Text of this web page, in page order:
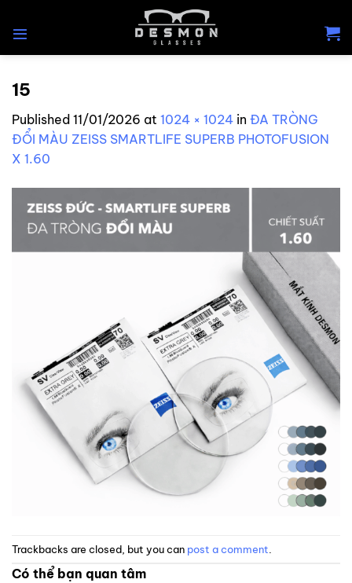
15
Published 11/01/2026 at 1024 × 1024 in ĐA TRÒNG
ĐỔI MÀU ZEISS SMARTLIFE SUPERB PHOTOFUSION
X 1.60
Trackbacks are closed, but you can post a comment
Có thể bạn quan tâm